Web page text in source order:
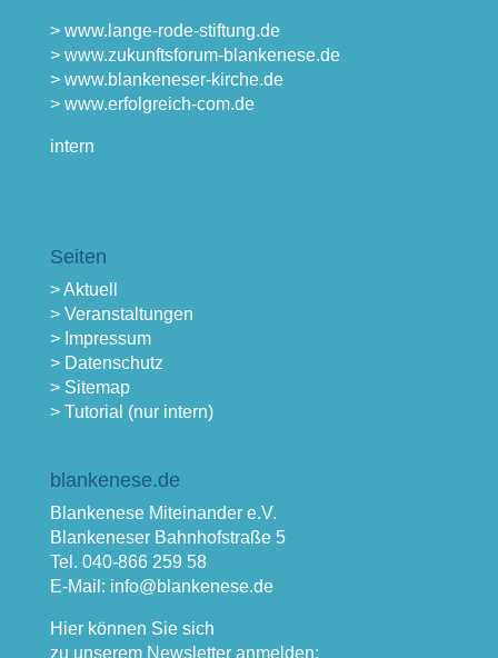
> www.lange-rode-stiftung.de
> www.zukunftsforum-blankenese.de
> www.blankeneser-kirche.de
> www.erfolgreich-com.de
intern
Seiten
> Aktuell
> Veranstaltungen
> Impressum
> Datenschutz
> Sitemap
> Tutorial (nur intern)
blankenese.de
Blankenese Miteinander e.V.
Blankeneser Bahnhofstraße 5
Tel. 040-866 259 58
E-Mail: info@blankenese.de
Hier können Sie sich
zu unserem Newsletter anmelden: